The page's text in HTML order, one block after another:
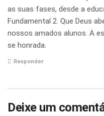
as suas fases, desde a
Fundamental 2. Que Deus
nossos amados alunos. A
se honrada.
Responder
Deixe um